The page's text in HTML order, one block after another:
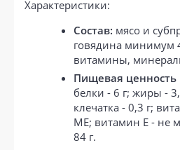
Характеристики:
Состав: мясо и
говядина минимум
витамины,
Пищевая ценность
белки - 6 г; жиры -
клечатка - 0,3 г;
МЕ; витамин Е - не
84 г.